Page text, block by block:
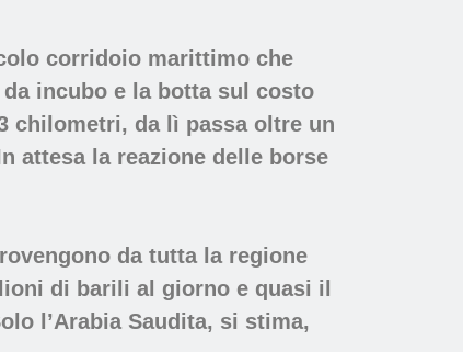
corridoio marittimo che
incubo e la botta sul costo
chilometri, da lì passa oltre un
attesa la reazione delle borse
da tutta la regione
di barili al giorno e quasi il
l’Arabia Saudita, si stima,